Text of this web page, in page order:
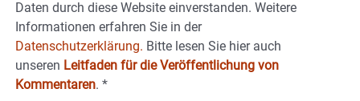
Daten durch diese Website einverstanden. Weitere
Informationen erfahren Sie in der
Datenschutzerklärung. Bitte lesen Sie hier auch
unseren Leitfaden für die Veröffentlichung von
Kommentaren. *